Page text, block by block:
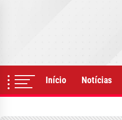
Início Notícias